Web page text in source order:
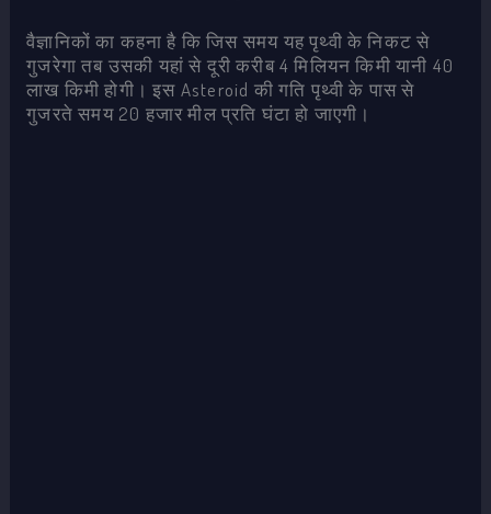
वैज्ञानिकों का कहना है कि जिस समय यह पृथ्‍वी के निकट से
गुजरेगा तब उसकी यहां से दूरी करीब 4 मिलियन किमी यानी 40
लाख किमी होगी। इस Asteroid की गति पृथ्‍वी के पास से
गुजरते समय 20 हजार मील प्रति घंटा हो जाएगी।